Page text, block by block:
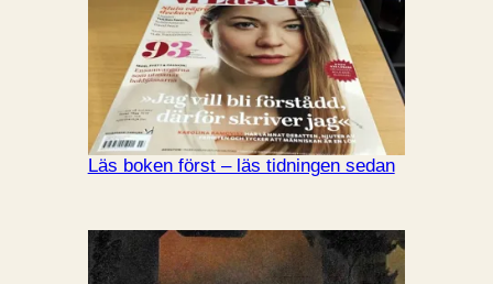
Läs boken först – läs tidningen sedan